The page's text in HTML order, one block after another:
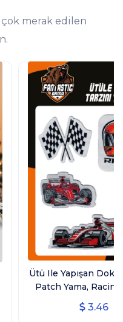
çok merak edilen
Ütü Ile Yapışan
Patch Yama, Racing
Ütüyle Yapışan
Patch 4'lü
3.46